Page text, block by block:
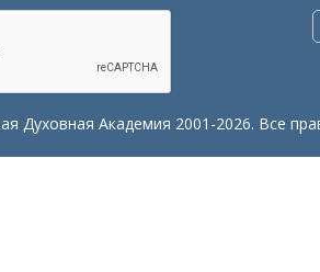
Духовная Академия 2001-2026. Все